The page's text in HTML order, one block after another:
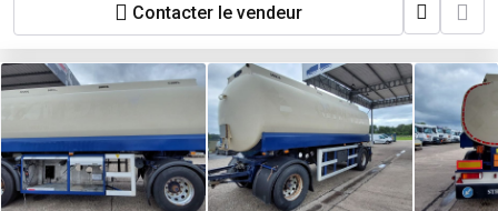
Contacter le vendeur